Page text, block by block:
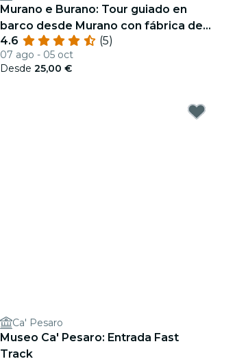
Murano e Burano: Tour guiado en
barco desde Murano con fábrica de
soplado de vidrio
4.6 (5)
07 ago - 05 oct
Desde 25,00 €
Ca' Pesaro
Museo Ca' Pesaro: Entrada Fast
Track